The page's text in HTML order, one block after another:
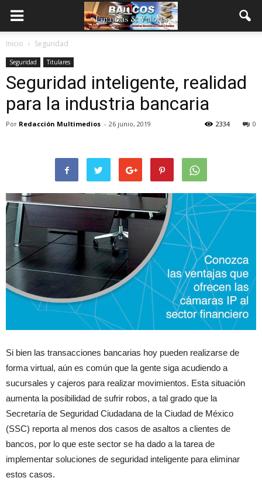
Inicio Seguridad
Seguridad Titulares
Seguridad inteligente, realidad
para la industria bancaria
Por Redacción Multimedios - 26 junio, 2019 0
2334
Si bien las transacciones bancarias hoy pueden realizarse de
forma virtual, aún es común que la gente siga acudiendo a
sucursales y cajeros para realizar movimientos. Esta situación
aumenta la posibilidad de sufrir robos, a tal grado que la
Secretaría de Seguridad Ciudadana de la Ciudad de México
(SSC) reporta al menos dos casos de asaltos a clientes de
bancos, por lo que este sector se ha dado a la tarea de
implementar soluciones de seguridad inteligente para eliminar
estos casos.